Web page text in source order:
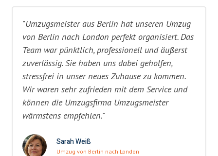
"Umzugsmeister aus Berlin hat unseren Umzug
von Berlin nach London perfekt organisiert. Das
Team war pünktlich, professionell und äußerst
zuverlässig. Sie haben uns dabei geholfen,
stressfrei in unser neues Zuhause zu kommen.
Wir waren sehr zufrieden mit dem Service und
können die Umzugsfirma Umzugsmeister
wärmstens empfehlen."
Sarah Weiß
Umzug von Berlin nach London